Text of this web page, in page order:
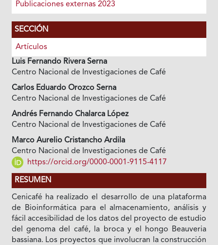
Publicaciones externas 2023
SECCIÓN
Artículos
Luis Fernando Rivera Serna
Centro Nacional de Investigaciones de Café
Carlos Eduardo Orozco Serna
Centro Nacional de Investigaciones de Café
Andrés Fernando Chalarca López
Centro Nacional de Investigaciones de Café
Marco Aurelio Cristancho Ardila
Centro Nacional de Investigaciones de Café
https://orcid.org/0000-0001-9115-4117
RESUMEN
Cenicafé ha realizado el desarrollo de una plataforma
de Bioinformática para el almacenamiento, análisis y
fácil accesibilidad de los datos del proyecto de estudio
del genoma del café, la broca y el hongo Beauveria
bassiana. Los proyectos que involucran la construcción